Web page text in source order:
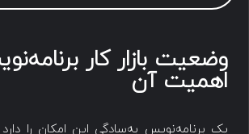
وضعیت بازار کار
اهمیت آن
یک برنامه‌نویس به‌سادگی این امکان را